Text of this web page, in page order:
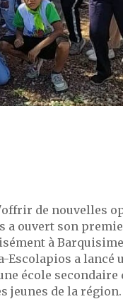
de nouvelles
a ouvert son
à
a lancé
école
jeunes de la